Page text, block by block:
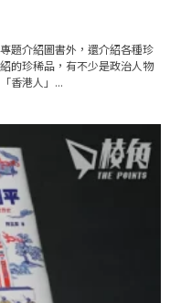
題介紹圖書外，還介紹各種珍
的珍稀品，有不少是政治人物
香港人」...